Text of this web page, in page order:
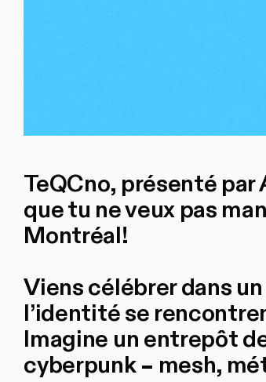
TeQCno, présenté par
que tu ne veux pas
Montréal!
Viens célébrer dans
l’identité se
Imagine un entrepôt
cyberpunk – mesh,